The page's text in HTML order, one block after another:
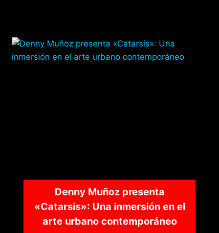
Denny Muñoz presenta
«Catarsis»: Una inmersión en el
arte urbano contemporáneo